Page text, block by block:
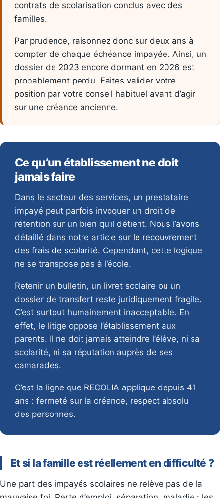
contrats de scolarisation conclus avec des
familles.
Par prudence, raisonnez donc sur deux ans à
compter de chaque échéance impayée. Ainsi, un
dossier de 2023 encore dormant en 2026 est
probablement perdu. Faites valider votre
position par votre conseil habituel avant d’agir
sur une créance ancienne.
Ce qu’un établissement ne doit
jamais faire
Dans le secteur des services, un prestataire
impayé peut parfois invoquer un droit de
rétention sur un bien qu’il détient. Nous l’avons
détaillé dans notre article sur le recouvrement
des frais de scolarité. Cependant, cette logique
ne se transpose pas à l’école.
Retenir un bulletin, un livret scolaire ou un
dossier de transfert reste juridiquement fragile.
C’est surtout humainement inacceptable. En
effet, le litige oppose l’établissement aux
parents. Il ne doit jamais atteindre l’élève, ni sa
scolarité, ni sa réputation auprès de ses
camarades.
C’est la ligne que RECOLIA applique depuis 41
ans : fermeté sur la créance, respect absolu
des personnes.
Et si la famille est réellement en difficulté ?
Une part des impayés scolaires ne relève pas de la